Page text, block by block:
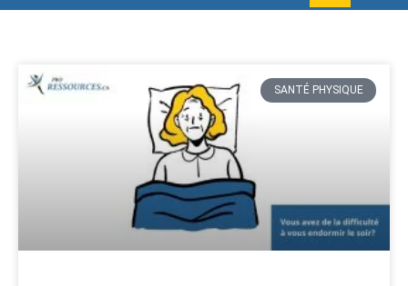
SANTÉ PHYSIQUE